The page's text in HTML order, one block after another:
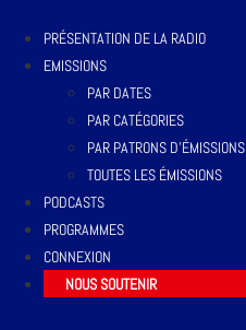
PRÉSENTATION DE LA RADIO
EMISSIONS
PAR DATES
PAR CATÉGORIES
PAR PATRONS D’ÉMISSIONS
TOUTES LES ÉMISSIONS
PODCASTS
PROGRAMMES
CONNEXION
NOUS SOUTENIR